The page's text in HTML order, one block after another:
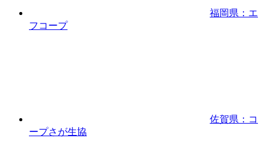
福岡県：エ
フコープ
佐賀県：コ
ープさが生協